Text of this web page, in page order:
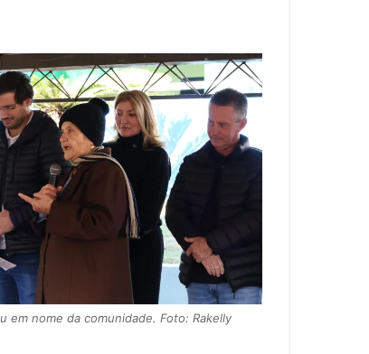
em nome da comunidade. Foto: Rakelly